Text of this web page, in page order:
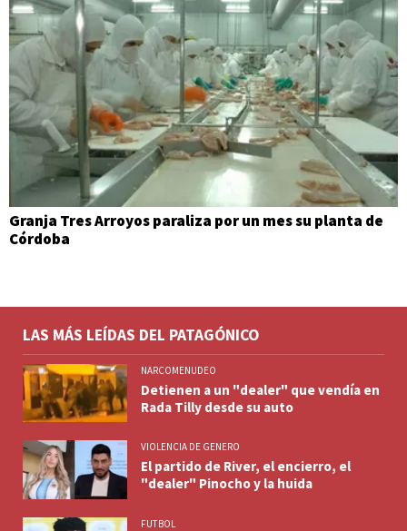
Granja Tres Arroyos paraliza por un mes su planta de
Córdoba
LAS MÁS LEÍDAS DEL PATAGÓNICO
NARCOMENUDEO
Detienen a un "dealer" que vendía en
Rada Tilly desde su auto
VIOLENCIA DE GENERO
El partido de River, el encierro, el
"dealer" Pinocho y la huida
FUTBOL